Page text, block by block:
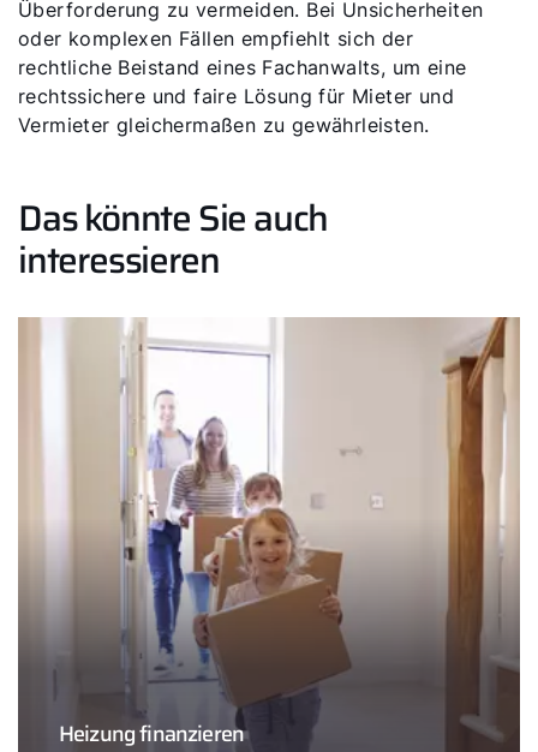
Überforderung zu vermeiden. Bei Unsicherheiten
oder komplexen Fällen empfiehlt sich der
rechtliche Beistand eines Fachanwalts, um eine
rechtssichere und faire Lösung für Mieter und
Vermieter gleichermaßen zu gewährleisten.
Das könnte Sie auch
interessieren
Heizung finanzieren